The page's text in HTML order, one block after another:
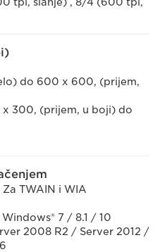
do 600 x 600, (prijem,
300, (prijem, u boji) do
TWAIN i WIA
7 / 8.1 / 10
2008 R2 / Server 2012 /